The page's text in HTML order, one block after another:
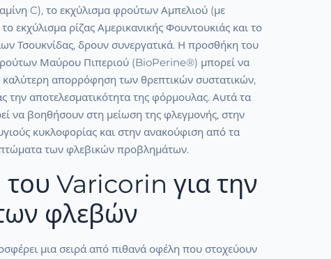
C), το εκχύλισμα φρούτων Αμπελιού (με
εκχύλισμα ρίζας Αμερικανικής Φουντουκιάς και το
Τσουκνίδας, δρουν συνεργατικά. Η προσθήκη του
Μαύρου Πιπεριού (BioPerine®) μπορεί να
καλύτερη απορρόφηση των θρεπτικών συστατικών,
την αποτελεσματικότητα της φόρμουλας. Αυτά τα
να βοηθήσουν στη μείωση της φλεγμονής, στην
κυκλοφορίας και στην ανακούφιση από τα
των φλεβικών προβλημάτων.
Varicorin για την
φλεβών
μια σειρά από πιθανά οφέλη που στοχεύουν